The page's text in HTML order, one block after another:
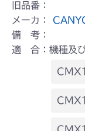
旧品番：
メーカ：
備 考：
適 合：機種及
フ
フ